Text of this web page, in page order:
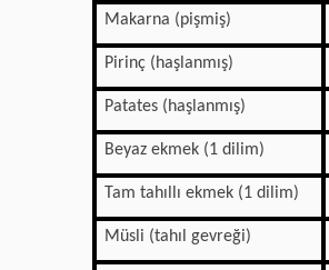
Makarna (pişmiş)
Pirinç (haşlanmış)
Patates (haşlanmış)
Beyaz ekmek (1 dilim)
Tam tahıllı ekmek (1 dilim)
Müsli (tahıl gevreği)